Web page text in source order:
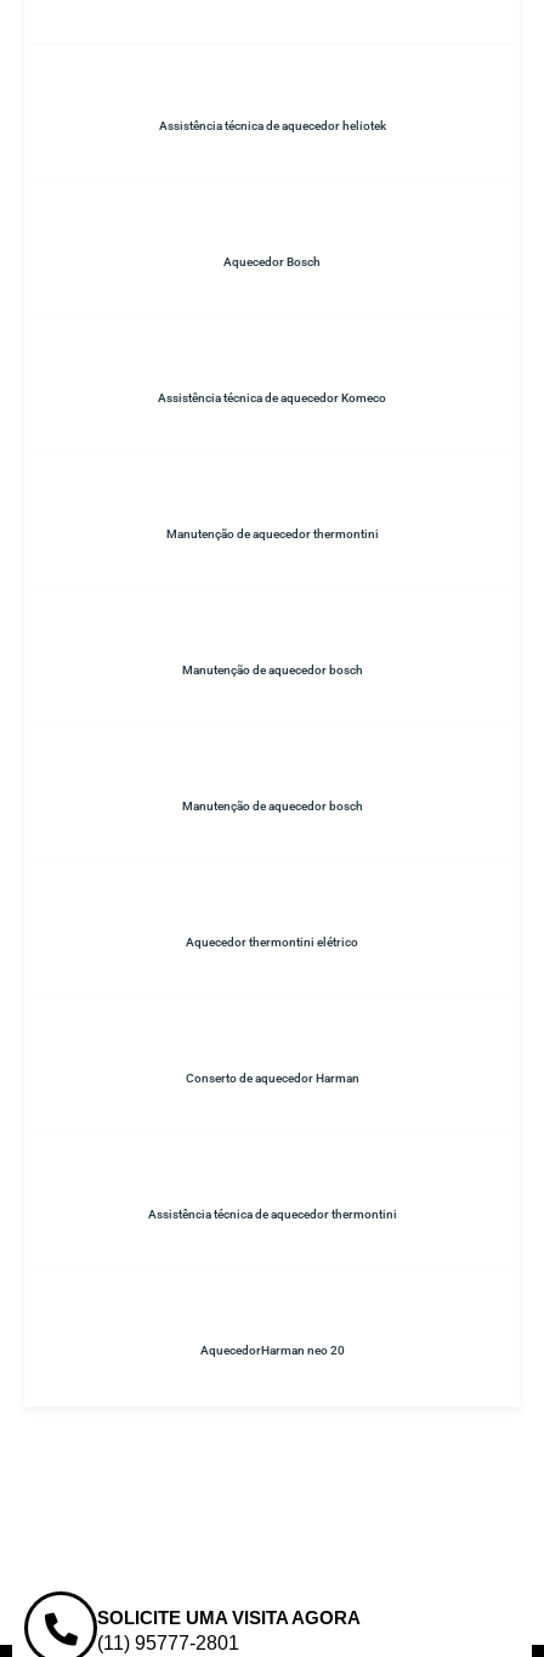
Assistência técnica de aquecedor heliotek
Aquecedor Bosch
Assistência técnica de aquecedor Komeco
Manutenção de aquecedor thermontini
Manutenção de aquecedor bosch
Manutenção de aquecedor bosch
Aquecedor thermontini elétrico
Conserto de aquecedor Harman
Assistência técnica de aquecedor thermontini
AquecedorHarman neo 20
SOLICITE UMA VISITA AGORA
(11) 95777-2801